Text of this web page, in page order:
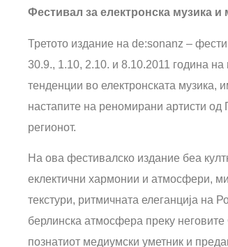
Фестивал за електронска музика
Третото издание на de:sonanz –
30.9., 1.10, 2.10. и 8.10.2011 година
тенденции во електронската музика,
настапите на реномирани артисти од
регионот.
На ова фестивалско издание беа
еклектични хармонии и атмосфери,
текстури, ритмичната елеганција на
берлинска атмосфера преку
познатиот медиумски уметник и